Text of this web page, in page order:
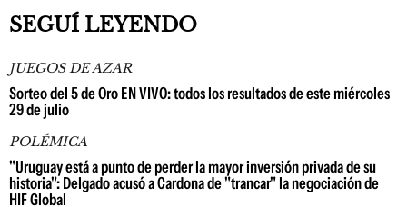
SEGUÍ LEYENDO
JUEGOS DE AZAR
Sorteo del 5 de Oro EN VIVO: todos los resultados de este miércoles
29 de julio
POLÉMICA
"Uruguay está a punto de perder la mayor inversión privada de su
historia": Delgado acusó a Cardona de "trancar" la negociación de
HIF Global